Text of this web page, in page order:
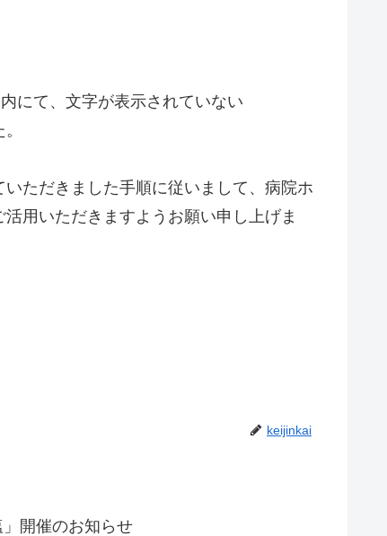
にて、文字が表示されていない
ただきました手順に従いまして、病院ホ
用いただきますようお願い申し上げま
keijinkai
開催のお知らせ